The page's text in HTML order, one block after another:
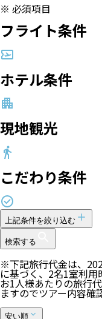
※ 必須項目
フライト条件
ホテル条件
現地観光
こだわり条件
上記条件を絞り込む
検索する
※下記旅行代金は、
に基づく、2名1室利用
お1人様あたりの旅行
ますのでツアー内容確
安い順